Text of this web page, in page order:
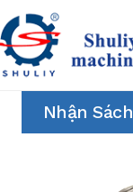
Skip
to
content
Nhận Sách